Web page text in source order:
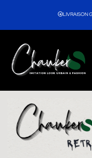
LIVRAISON